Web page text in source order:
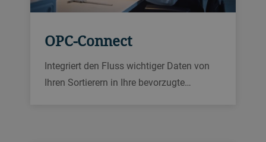
OPC-Connect
Integriert den Fluss wichtiger Daten von
Ihren Sortierern in Ihre bevorzugte